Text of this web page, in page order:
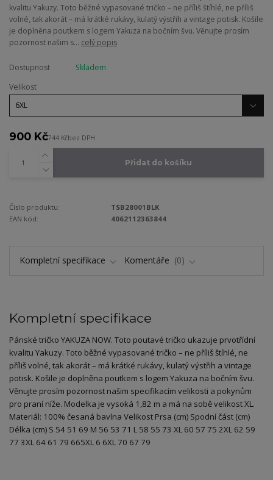
kvalitu Yakuzy. Toto běžné vypasované tričko – ne příliš štíhlé, ne příliš
volné, tak akorát – má krátké rukávy, kulatý výstřih a vintage potisk. Košile
je doplněna poutkem s logem Yakuza na bočním švu. Věnujte prosím
pozornost našim s... celý popis
Dostupnost
Skladem
Velikost
900 Kč744 Kčbez DPH
Přidat do košíku
Číslo produktu:
TSB28001BLK
EAN kód:
4062112363844
Kompletní specifikace Komentáře 0
Kompletní specifikace
Pánské tričko YAKUZA NOW. Toto poutavé tričko ukazuje prvotřídní
kvalitu Yakuzy. Toto běžné vypasované tričko – ne příliš štíhlé, ne
příliš volné, tak akorát – má krátké rukávy, kulatý výstřih a vintage
potisk. Košile je doplněna poutkem s logem Yakuza na bočním švu.
Věnujte prosím pozornost našim specifikacím velikosti a pokynům
pro praní níže. Modelka je vysoká 1,82 m a má na sobě velikost XL.
Materiál: 100% česaná bavlna Velikost Prsa (cm) Spodní část (cm)
Délka (cm) S 54 51 69 M 56 53 71 L 58 55 73 XL 60 57 75 2XL 62 59
77 3XL 64 61 79 665XL 6 6XL 70 67 79